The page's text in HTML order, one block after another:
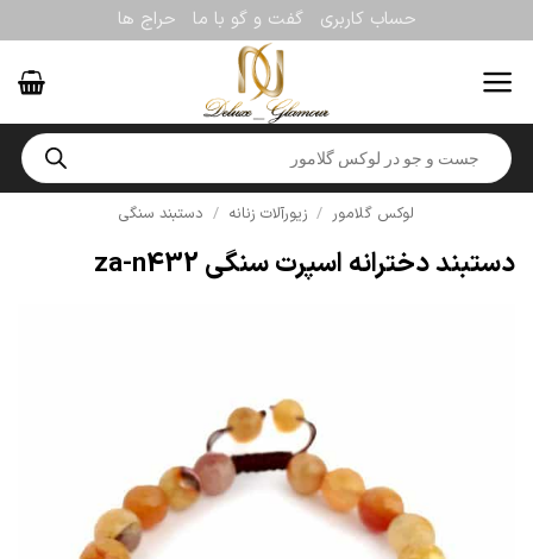
to
content
حساب کاربری گفت و گو با ما حراج ها
Products
search
لوکس گلامور / زیورآلات زنانه / دستبند سنگی
دستبند دخترانه اسپرت سنگی za-n432